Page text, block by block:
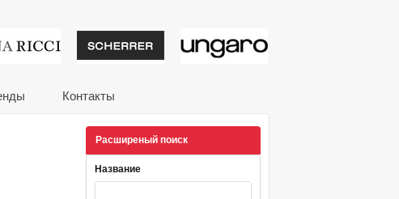
подарки от
Контакты
Расширеный поиск
Название